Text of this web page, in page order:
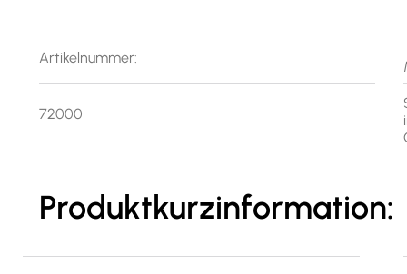
Artikelnummer:
72000
Produktkurzinformation: